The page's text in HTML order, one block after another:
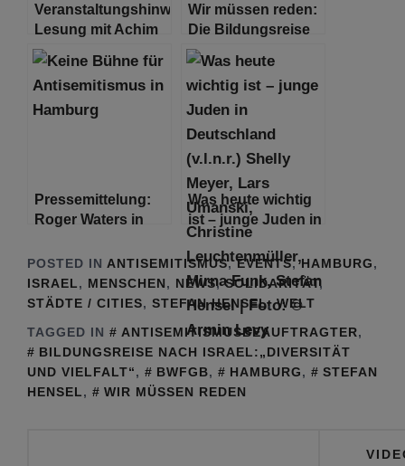
proisraelische
Mahnwache in
Hamburg
Veranstaltungshinweis:
Lesung mit Achim
Doerfer –
‚Irgendjemand
musste die Täter ja
bestrafen‘
Wir müssen reden:
Die Bildungsreise
Nach Israel
Pressemittelung:
Roger Waters in
Bühne für
Antisemitismus in
Hamburg
Was heute wichtig
ist – junge Juden in
Deutschland
POSTED IN ANTISEMITISMUS,EVENTS,HAMBURG,
ISRAEL, MENSCHEN, NEWS,SOLIDARITÄT,
STÄDTE / CITIES, STEFAN HENSEL,WELT
TAGGED IN
ANTISEMITISMUSBEAUFTRAGTER,
BILDUNGSREISE NACH ISRAEL:„DIVERSITÄT
UND VIELFALT“, BWFGB, HAMBURG,
STEFAN
HENSEL, WIR MÜSSEN REDEN